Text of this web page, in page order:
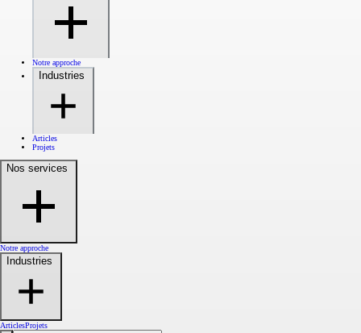
Notre approche
Industries
Articles
Projets
Nos services
Notre approche
Industries
ArticlesProjets